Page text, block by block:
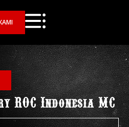
ROC Indonesia MC